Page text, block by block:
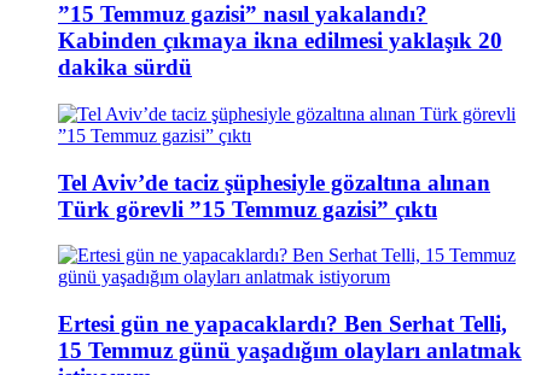
”15 Temmuz gazisi” nasıl yakalandı?
Kabinden çıkmaya ikna edilmesi yaklaşık 20
dakika sürdü
Tel Aviv’de taciz şüphesiyle gözaltına alınan
Türk görevli ”15 Temmuz gazisi” çıktı
Ertesi gün ne yapacaklardı? Ben Serhat Telli,
15 Temmuz günü yaşadığım olayları anlatmak